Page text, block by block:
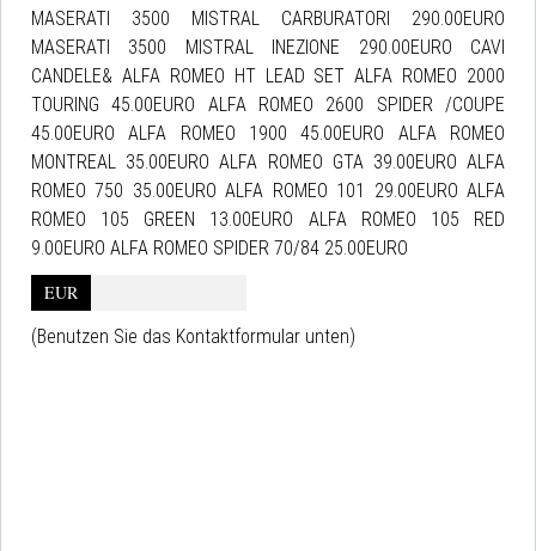
MASERATI 3500 MISTRAL CARBURATORI 290.00EURO
MASERATI 3500 MISTRAL INEZIONE 290.00EURO CAVI
CANDELE& ALFA ROMEO HT LEAD SET ALFA ROMEO 2000
TOURING 45.00EURO ALFA ROMEO 2600 SPIDER /COUPE
45.00EURO ALFA ROMEO 1900 45.00EURO ALFA ROMEO
MONTREAL 35.00EURO ALFA ROMEO GTA 39.00EURO ALFA
ROMEO 750 35.00EURO ALFA ROMEO 101 29.00EURO ALFA
ROMEO 105 GREEN 13.00EURO ALFA ROMEO 105 RED
9.00EURO ALFA ROMEO SPIDER 70/84 25.00EURO
EUR
(Benutzen Sie das Kontaktformular unten)